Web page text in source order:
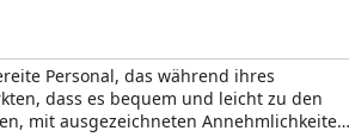
Personal, das während ihres
dass es bequem und leicht zu den
mit ausgezeichneten Annehmlichkeiten